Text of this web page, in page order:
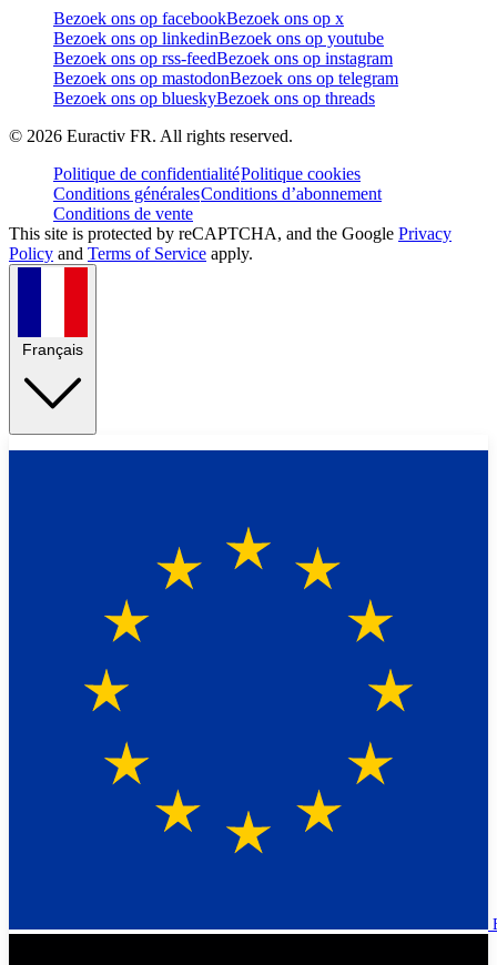
Bezoek ons op facebookBezoek ons op x
Bezoek ons op linkedinBezoek ons op youtube
Bezoek ons op rss-feedBezoek ons op instagram
Bezoek ons op mastodonBezoek ons op telegram
Bezoek ons op blueskyBezoek ons op threads
© 2026 Euractiv FR. All rights reserved.
Politique de confidentialitéPolitique cookies
Conditions généralesConditions d’abonnement
Conditions de vente
This site is protected by reCAPTCHA, and the Google Privacy
Policy and Terms of Service apply.
Français